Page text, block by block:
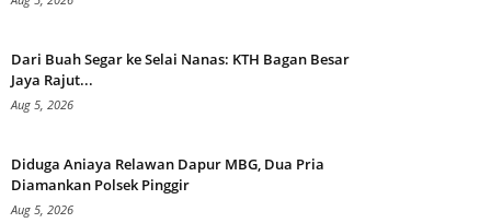
Dari Buah Segar ke Selai Nanas: KTH Bagan Besar
Jaya Rajut...
Aug 5, 2026
Diduga Aniaya Relawan Dapur MBG, Dua Pria
Diamankan Polsek Pinggir
Aug 5, 2026